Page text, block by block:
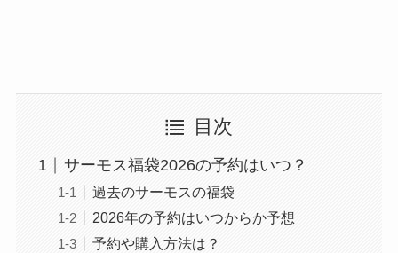
目次
サーモス福袋2026の予約はいつ？
過去のサーモスの福袋
2026年の予約はいつからか予想
予約や購入方法は？